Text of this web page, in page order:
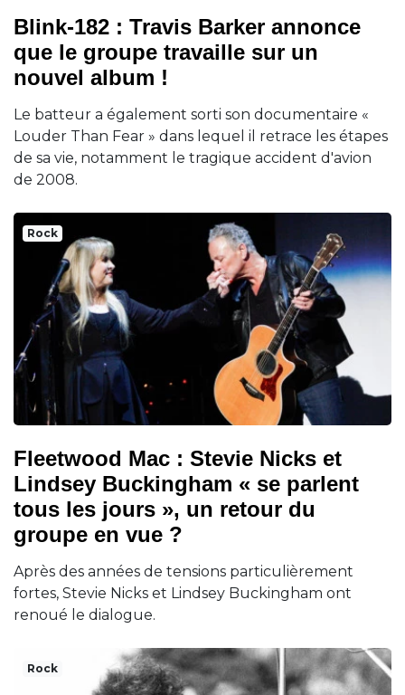
Blink-182 : Travis Barker annonce
que le groupe travaille sur un
nouvel album !
Le batteur a également sorti son documentaire «
Louder Than Fear » dans lequel il retrace les étapes
de sa vie, notamment le tragique accident d'avion
de 2008.
Rock
Fleetwood Mac : Stevie Nicks et
Lindsey Buckingham « se parlent
tous les jours », un retour du
groupe en vue ?
Après des années de tensions particulièrement
fortes, Stevie Nicks et Lindsey Buckingham ont
renoué le dialogue.
Rock